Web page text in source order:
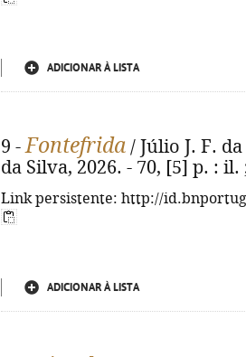
ADICIONAR À LISTA
9 -Fontefrida / Júlio J. F.
da Silva, 2026. - 70, [5] p. : il.
Link persistente: http://
ADICIONAR À LISTA